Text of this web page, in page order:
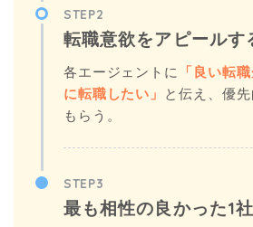
STEP2
転職意欲をアピールす
各エージェントに
「良い転
に転職したい」 と伝え、優
もらう。
STEP3
最も相性の良かった1